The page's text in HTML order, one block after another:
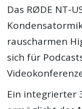
Das RØDE NT-
rauscharmen
sich für
Ein integrierter